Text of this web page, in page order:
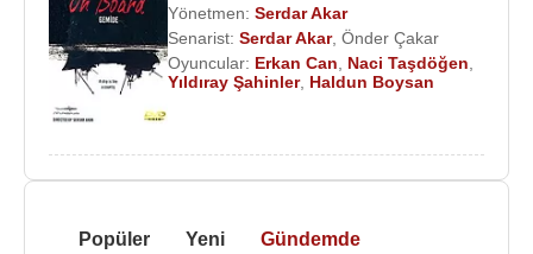
Yönetmen: Serdar Akar
Senarist: Serdar Akar, Önder Çakar
Oyuncular: Erkan Can Naci Taşdöğen
Yıldıray Şahinler, Haldun Boysan
Popüler Yeni Gündemde